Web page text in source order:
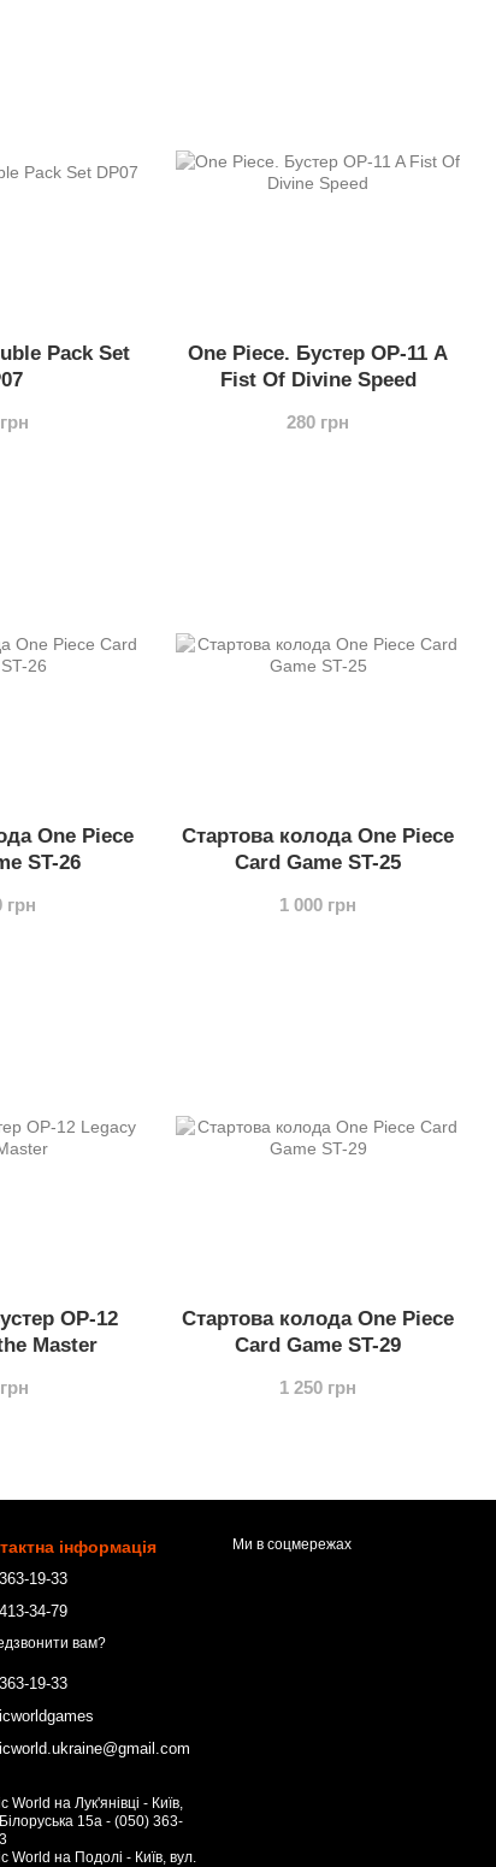
Pack Set
One Piece. Бустер OP-11 A
Fist Of Divine Speed
280 грн
One Piece
ST-26
грн
Стартова колода One Piece
Card Game ST-25
1 000 грн
OP-12
Master
Стартова колода One Piece
Card Game ST-29
1 250 грн
інформація
19-33
34-79
вам?
19-33
World на Лук'янівці - Київ,
15а - (050) 363-
World на Подолі - Київ, вул.
Ми в соцмережах